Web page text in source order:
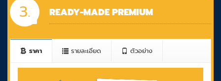
3. READY-MADE PREMIUM
ราคา รายละเอียด ตัวอย่าง